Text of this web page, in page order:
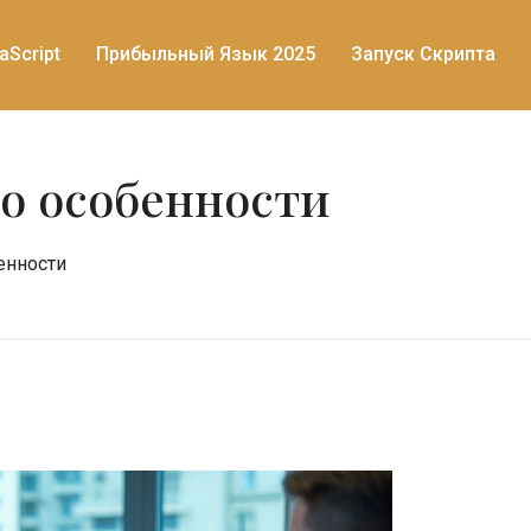
Прибыльный Язык 2025 Запуск Скрипта
особенности